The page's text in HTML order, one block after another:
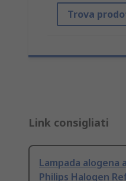
Trova
Link consigliati
Lampada
Philips Halogen